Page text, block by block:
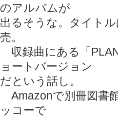
のアルバムが
出るそうな。タイト
売。
収録曲にある「
ョートバージョン
だという話し。
Amazonで別冊図書
ッコーで